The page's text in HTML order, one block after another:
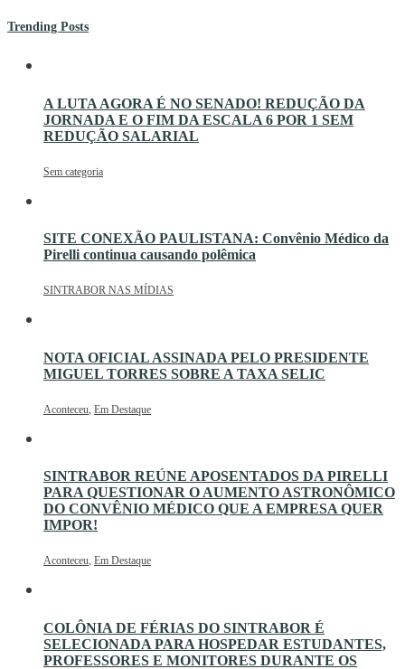
Trending Posts
A LUTA AGORA É NO SENADO! REDUÇÃO DA
JORNADA E O FIM DA ESCALA 6 POR 1 SEM
REDUÇÃO SALARIAL
Sem categoria
SITE CONEXÃO PAULISTANA: Convênio Médico da
Pirelli continua causando polêmica
SINTRABOR NAS MÍDIAS
NOTA OFICIAL ASSINADA PELO PRESIDENTE
MIGUEL TORRES SOBRE A TAXA SELIC
Aconteceu, Em Destaque
SINTRABOR REÚNE APOSENTADOS DA PIRELLI
PARA QUESTIONAR O AUMENTO ASTRONÔMICO
DO CONVÊNIO MÉDICO QUE A EMPRESA QUER
IMPOR!
Aconteceu, Em Destaque
COLÔNIA DE FÉRIAS DO SINTRABOR É
SELECIONADA PARA HOSPEDAR ESTUDANTES,
PROFESSORES E MONITORES DURANTE OS